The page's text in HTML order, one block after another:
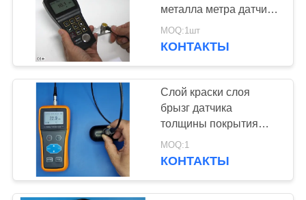
ПРОВЕРКА
КАЧЕСТВА
СВЯЖИТЕСЬ
СПРОСИТЕ
ЦИТАТУ
металла метра датчика
толщины пластиковая
через датчик толщины
MOQ:1шт
КОНТАКТЫ
Слой краски слоя
брызг датчика
толщины покрытия
краски 300 градус
цельсий
MOQ:1
КОНТАКТЫ